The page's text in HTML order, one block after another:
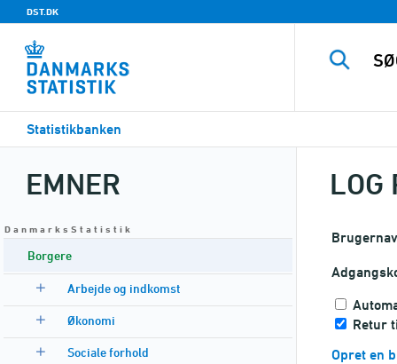
DST.DK
Statistikbanken
EMNER
D a n m a r k s S t a t i s t i k
Borgere
Arbejde og indkomst
Økonomi
Sociale forhold
LOG
Retur
Opret en